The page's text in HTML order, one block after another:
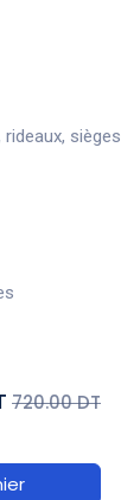
sièges
720.00 DT